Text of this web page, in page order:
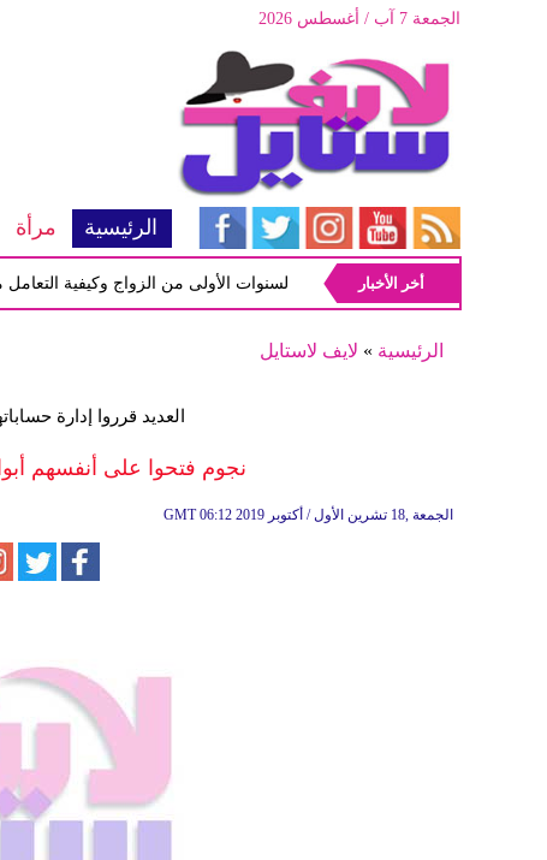
الجمعة 7 آب / أغسطس 2026
الرئيسية مرأة
أبرز المشاكل شيوعاً في السنوات الأولى من الزواج وكيفية التعامل معها
أخر الأخبار
الرئيسية » لايف لاستايل
العديد قرروا إدارة
نجوم فتحوا على أنفسهم
GMT 06:12 2019 الجمعة ,18 تشرين الأول / أكتوبر